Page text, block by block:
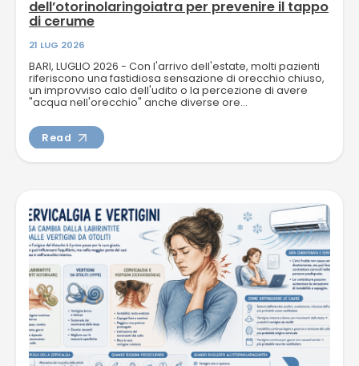
dell’otorinolaringoiatra per prevenire il tappo
di cerume
21 LUG 2026
BARI, LUGLIO 2026 - Con l'arrivo dell'estate, molti pazienti
riferiscono una fastidiosa sensazione di orecchio chiuso,
un improvviso calo dell'udito o la percezione di avere
"acqua nell'orecchio" anche diverse ore...
Read